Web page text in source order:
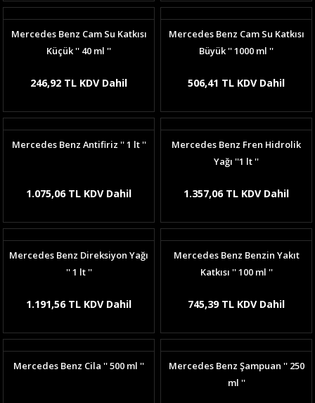
Mercedes Benz Cam Su Katkısı
Küçük '' 40 ml ''
246,92 TL KDV Dahil
Mercedes Benz Cam Su Katkısı
Büyük '' 1000 ml ''
506,41 TL KDV Dahil
Mercedes Benz Antifiriz '' 1 lt ''
1.075,06 TL KDV Dahil
Mercedes Benz Fren Hidrolik
Yağı ''1 lt ''
1.357,06 TL KDV Dahil
Mercedes Benz Direksiyon Yağı
'' 1 lt ''
1.191,56 TL KDV Dahil
Mercedes Benz Benzin Yakıt
Katkısı '' 100 ml ''
745,39 TL KDV Dahil
Mercedes Benz Cila '' 500 ml ''
Mercedes Benz Şampuan '' 250
ml ''